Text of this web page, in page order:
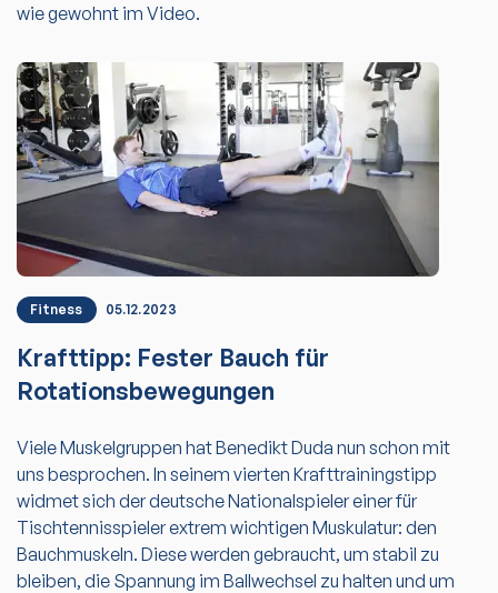
wie gewohnt im Video.
Fitness 05.12.2023
Krafttipp: Fester Bauch für
Rotationsbewegungen
Viele Muskelgruppen hat Benedikt Duda nun schon mit
uns besprochen. In seinem vierten Krafttrainingstipp
widmet sich der deutsche Nationalspieler einer für
Tischtennisspieler extrem wichtigen Muskulatur: den
Bauchmuskeln. Diese werden gebraucht, um stabil zu
bleiben, die Spannung im Ballwechsel zu halten und um